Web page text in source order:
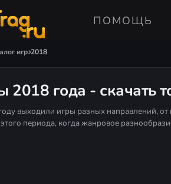
ПОМОЩЬ
игр 2018
2018 года - скачать
выходили игры разных направлений,
периода, когда жанровое